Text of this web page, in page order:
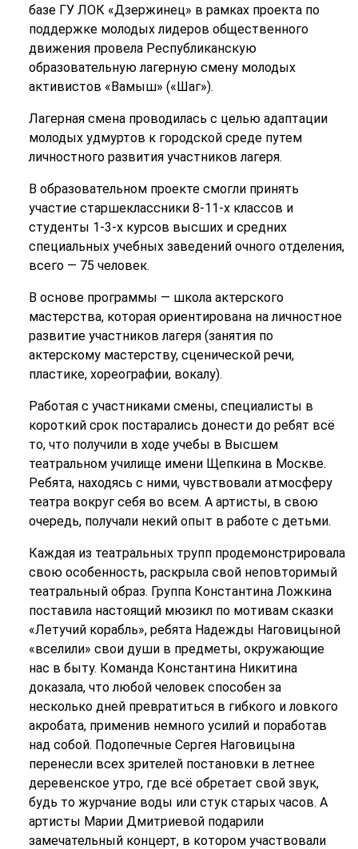
базе ГУ ЛОК «Дзержинец» в рамках проекта по
поддержке молодых лидеров общественного
движения провела Республиканскую
образовательную лагерную смену молодых
активистов «Вамыш» («Шаг»).
Лагерная смена проводилась с целью адаптации
молодых удмуртов к городской среде путем
личностного развития участников лагеря.
В образовательном проекте смогли принять
участие старшеклассники 8-11-х классов и
студенты 1-3-х курсов высших и средних
специальных учебных заведений очного отделения,
всего — 75 человек.
В основе программы — школа актерского
мастерства, которая ориентирована на личностное
развитие участников лагеря (занятия по
актерскому мастерству, сценической речи,
пластике, хореографии, вокалу).
Работая с участниками смены, специалисты в
короткий срок постарались донести до ребят всё
то, что получили в ходе учебы в Высшем
театральном училище имени Щепкина в Москве.
Ребята, находясь с ними, чувствовали атмосферу
театра вокруг себя во всем. А артисты, в свою
очередь, получали некий опыт в работе с детьми.
Каждая из театральных трупп продемонстрировала
свою особенность, раскрыла свой неповторимый
театральный образ. Группа Константина Ложкина
поставила настоящий мюзикл по мотивам сказки
«Летучий корабль», ребята Надежды Наговицыной
«вселили» свои души в предметы, окружающие
нас в быту. Команда Константина Никитина
доказала, что любой человек способен за
несколько дней превратиться в гибкого и ловкого
акробата, применив немного усилий и поработав
над собой. Подопечные Сергея Наговицына
перенесли всех зрителей постановки в летнее
деревенское утро, где всё обретает свой звук,
будь то журчание воды или стук старых часов. А
артисты Марии Дмитриевой подарили
замечательный концерт, в котором участвовали